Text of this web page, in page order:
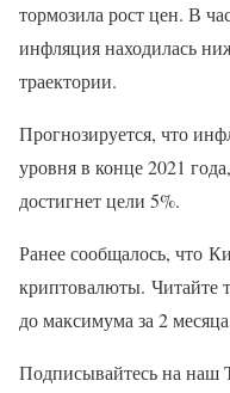
тормозила рост цен. В
инфляция находилась
траектории.
Прогнозируется, что
уровня в конце 2021
достигнет цели 5%.
Ранее сообщалось, что
криптовалюты. Читайте
до максимума за 2
Подписывайтесь на наш